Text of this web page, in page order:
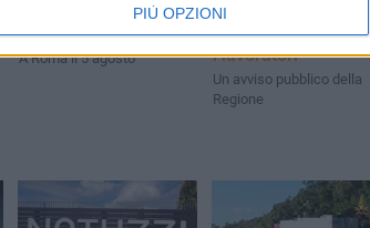
PIÙ OPZIONI
Vertenza Callmat:
incontro rinviato
A Roma il 5 agosto
Vertenza Callmat:
varata una misura
i lavoratori
Un avviso pubblico della
Regione